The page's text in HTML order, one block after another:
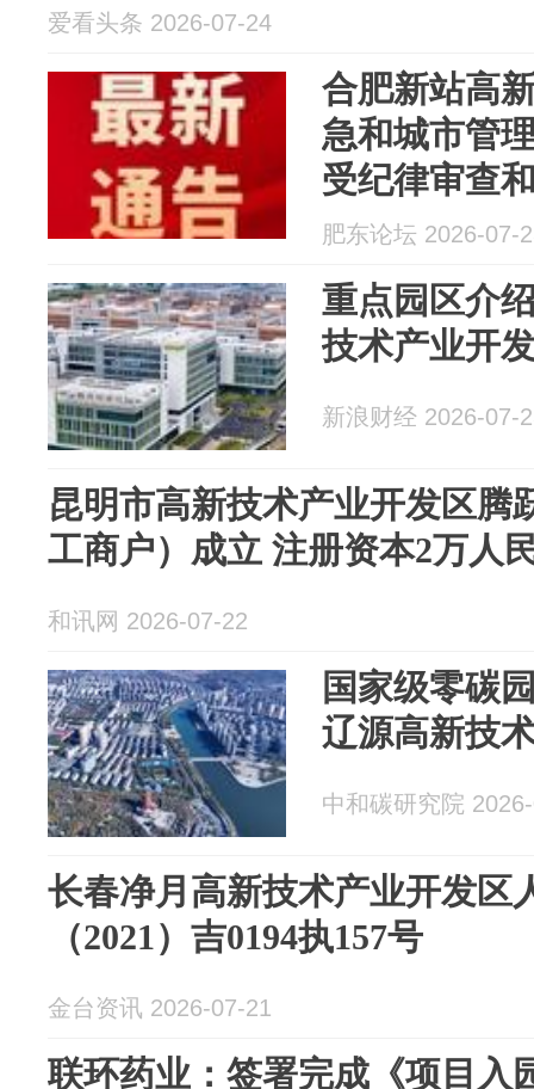
爱看头条 2026-07-24
合肥新站高
急和城市管
受纪律审查
肥东论坛 2026-07-
重点园区介
技术产业开
新浪财经 2026-07-
昆明市高新技术产业开发区腾
工商户）成立 注册资本2万人
和讯网 2026-07-22
国家级零
辽源高新技
中和碳研究院
长春净月高新技术产业开发区
（2021）吉0194执157号
金台资讯 2026-07-21
联环药业：签署完成《项目入